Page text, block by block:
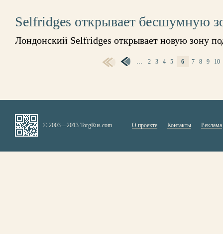
Selfridges открывает бесшумную
Лондонский Selfridges открывает новую зону
… 2 3 4 5 6 7 8 9 10
© 2003—2013 TorgRus.com О проекте Контакты Реклама